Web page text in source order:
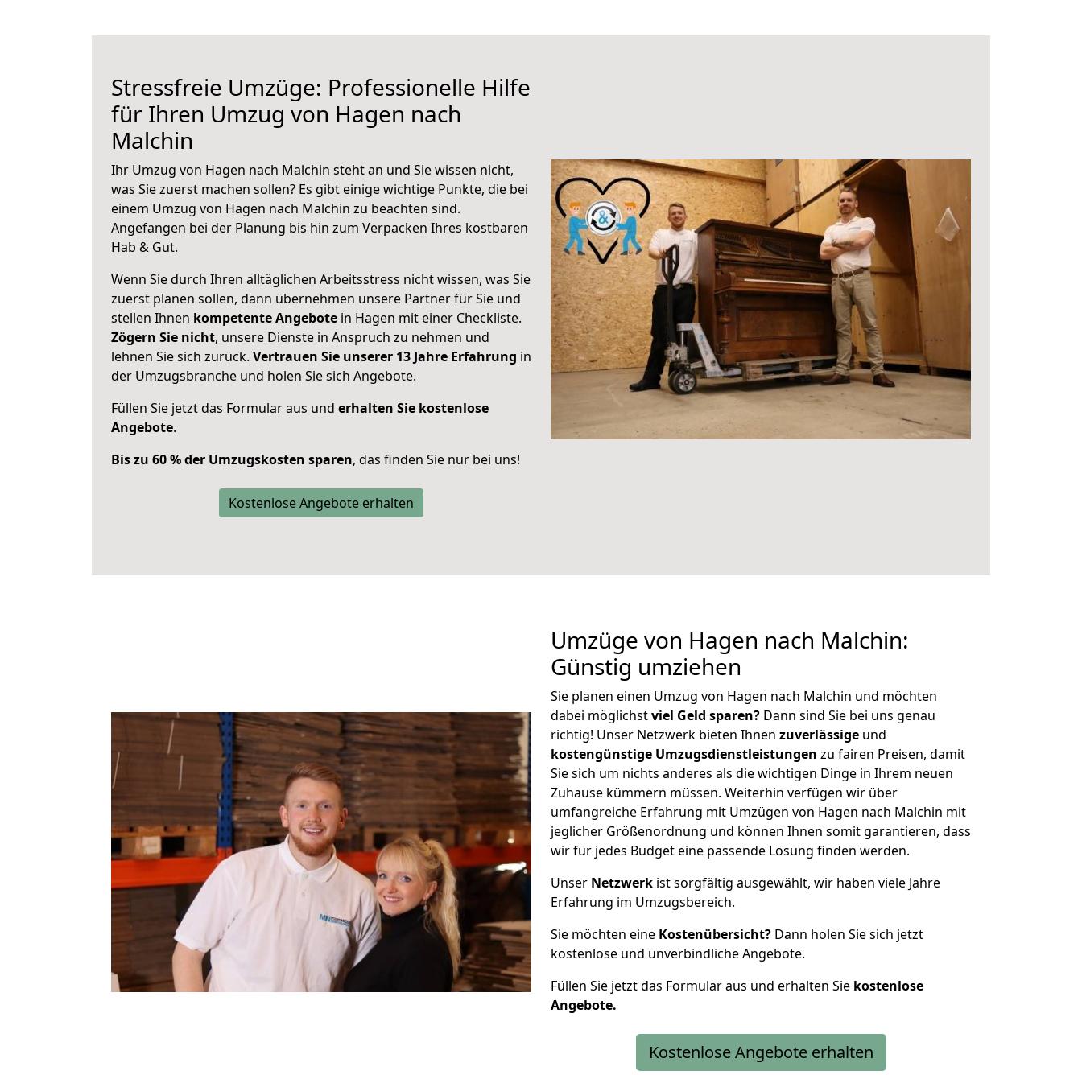
Stressfreie Umzüge: Professionelle Hilfe
für Ihren Umzug von Hagen nach
Malchin
Ihr Umzug von Hagen nach Malchin steht an und Sie wissen nicht,
was Sie zuerst machen sollen? Es gibt einige wichtige Punkte, die bei
einem Umzug von Hagen nach Malchin zu beachten sind.
Angefangen bei der Planung bis hin zum Verpacken Ihres kostbaren
Hab & Gut.
Wenn Sie durch Ihren alltäglichen Arbeitsstress nicht wissen, was Sie
zuerst planen sollen, dann übernehmen unsere Partner für Sie und
stellen Ihnen kompetente Angebote in Hagen mit einer Checkliste.
Zögern Sie nicht, unsere Dienste in Anspruch zu nehmen und
lehnen Sie sich zurück. Vertrauen Sie unserer 13 Jahre Erfahrung in
der Umzugsbranche und holen Sie sich Angebote.
Füllen Sie jetzt das Formular aus und erhalten Sie kostenlose
Angebote.
Bis zu 60 % der Umzugskosten sparen, das finden Sie nur bei uns!
Kostenlose Angebote erhalten
Umzüge von Hagen nach Malchin:
Günstig umziehen
Sie planen einen Umzug von Hagen nach Malchin und möchten
dabei möglichstviel Geld sparen? Dann sind Sie bei uns genau
richtig! Unser Netzwerk bieten Ihnen zuverlässige und
kostengünstige Umzugsdienstleistungen zu fairen Preisen, damit
Sie sich um nichts anderes als die wichtigen Dinge in Ihrem neuen
Zuhause kümmern müssen. Weiterhin verfügen wir über
umfangreiche Erfahrung mit Umzügen von Hagen nach Malchin mit
jeglicher Größenordnung und können Ihnen somit garantieren, dass
wir für jedes Budget eine passende Lösung finden werden.
Unser Netzwerk ist sorgfältig ausgewählt, wir haben viele Jahre
Erfahrung im Umzugsbereich.
Sie möchten eine Kostenübersicht? Dann holen Sie sich jetzt
kostenlose und unverbindliche Angebote.
Füllen Sie jetzt das Formular aus und erhalten Sie kostenlose
Angebote.
Kostenlose Angebote erhalten